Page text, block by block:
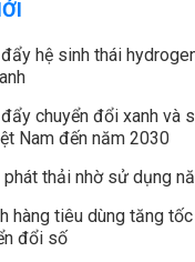
hệ sinh thái
chuyển đổi xanh và
Nam đến năm 2030
phát thải nhờ sử dụng
hàng tiêu dùng tăng
đổi số